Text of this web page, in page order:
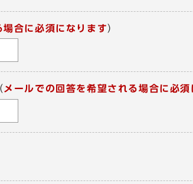
合に必須になります）
メールでの回答を希望される場合に必須